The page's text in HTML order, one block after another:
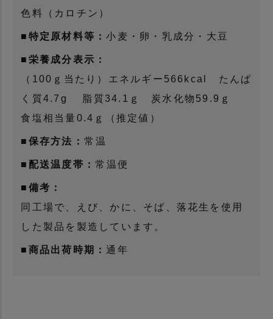
色料（カロチン）
■特定原材料等：小麦・卵・乳成分・大豆
■栄養成分表示：
（100ｇ当たり）エネルギー566kcal たんぱ
く質4.7g 脂質34.1ｇ 炭水化物59.9ｇ
食塩相当量0.4ｇ（推定値）
■保存方法： 常温
■配送温度帯：常温便
■備考：
同工場で、えび、かに、そば、落花生を使用
した製品を製造しています。
■商品出荷時期：通年